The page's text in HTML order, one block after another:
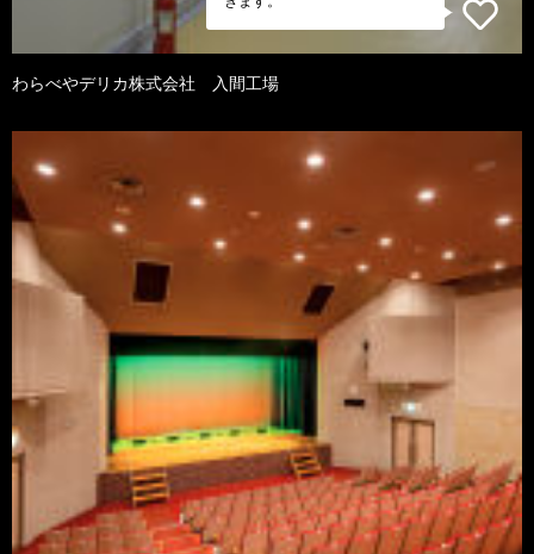
わらべやデリカ株式会社 入間工場